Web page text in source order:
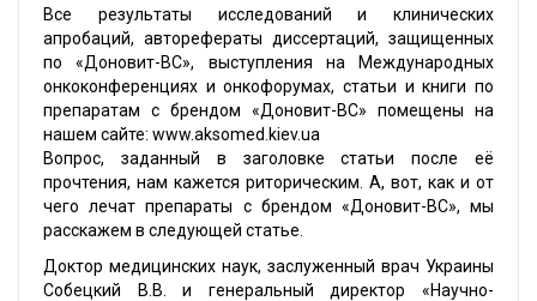
Все результаты исследований и клинических
апробаций, авторефераты диссертаций, защищенных
по «Доновит-ВС», выступления на Международных
онкоконференциях и онкофорумах, статьи и книги по
препаратам с брендом «Доновит-ВС» помещены на
нашем сайте: www.aksomed.kiev.ua
Вопрос, заданный в заголовке статьи после её
прочтения, нам кажется риторическим. А, вот, как и от
чего лечат препараты с брендом «Доновит-ВС», мы
расскажем в следующей статье.
Доктор медицинских наук, заслуженный врач Украины
Собецкий В.В. и генеральный директор «Научно-